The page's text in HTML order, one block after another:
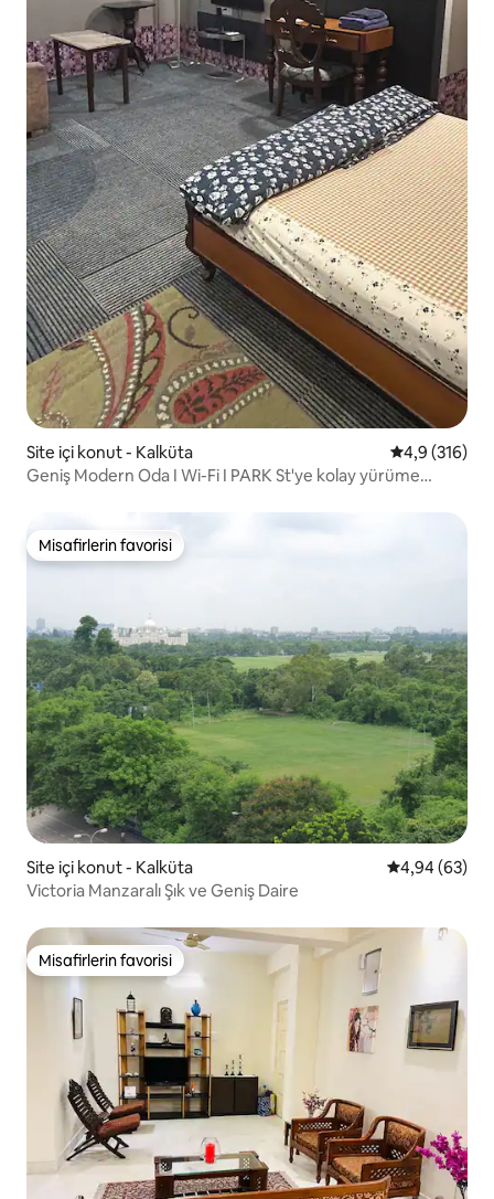
Site içi konut - Kalküta 5 üzerinden
4,9 (316)
Geniş Modern Oda I Wi-Fi I PARK St'ye kolay yürüme
Misafirlerin favorisi
Misafirlerin favorisi
Site içi konut - Kalküta 5 üzerinden
4,94 (63)
Victoria Manzaralı Şık ve Geniş Daire
Misafirlerin favorisi
Misafirlerin favorisi